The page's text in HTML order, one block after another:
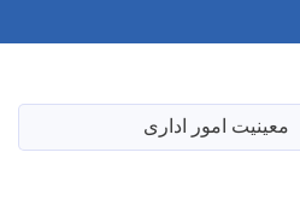
main
content
معینیت امور اداری